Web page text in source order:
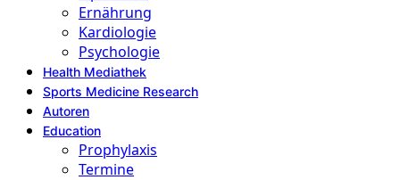
Ernährung
Kardiologie
Psychologie
Health Mediathek
Sports Medicine Research
Autoren
Education
Prophylaxis
Termine